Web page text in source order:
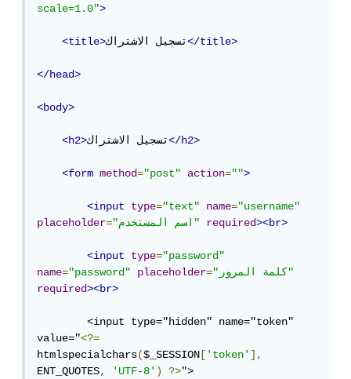
scale=1.0">
<title>تسجيل الاشتراك</title>
</head>
<body>
<h2>تسجيل الاشتراك</h2>
<form method="post" action="">
<input type="text" name="username"
placeholder= "اسم المستخدم" required><br>
<input type="password"
name="password" placeholder=
"كلمة المرور"
required><br>
<input type="hidden" name="token"
value="<?=
htmlspecialchars($_SESSION ['token'],
ENT_QUOTES, 'UTF-8') ?>">